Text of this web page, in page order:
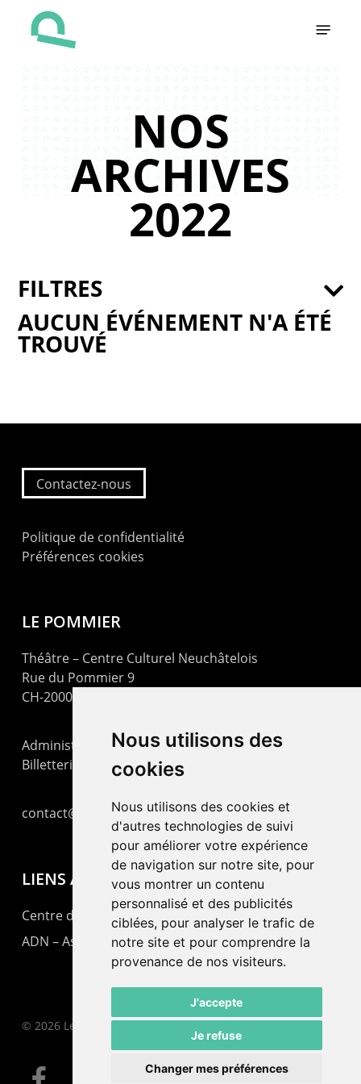
Nous utilisons des
cookies
Nous utilisons des cookies et
d'autres technologies de suivi
pour améliorer votre expérience
de navigation sur notre site, pour
vous montrer un contenu
personnalisé et des publicités
ciblées, pour analyser le trafic de
notre site et pour comprendre la
provenance de nos visiteurs.
J'accepte
Je refuse
Changer mes préférences
NOS
ARCHIVES
2022
AUCUN ÉVÉNEMENT N'A ÉTÉ
TROUVÉ
FILTRES
Contactez-nous
Politique de confidentialité
Préférences cookies
LE POMMIER
Théâtre – Centre Culturel Neuchâtelois
Rue du Pommier 9
CH-2000 Neuchâtel
Administration : +41 32 725 03 03
Billetterie : +41 32 725 05 05
contact@lepommier.ch
LIENS AMIS
Centre de culture ABC
ADN – Association Danse Neuchâtel
© 2026 Le Pommier.
facebook email